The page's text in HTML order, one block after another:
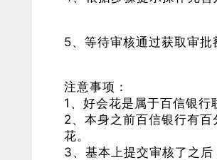
5、等待审核通过获取审
注意事项：
1、好会花是属于百信银行
2、本身之前百信银行有
花。
3、基本上提交审核了之后